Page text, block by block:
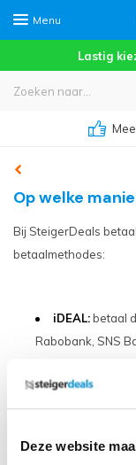
Deze website
Menu
Lastig
Op welke
Bij SteigerDeals
betaalmethodes:
iDEAL:betaal
Rabobank, SNS
PayPal:
zonder dat wij je
bestelling. De